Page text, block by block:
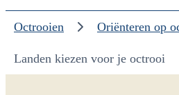
Octrooien Oriënteren op
Landen kiezen voor je octrooi